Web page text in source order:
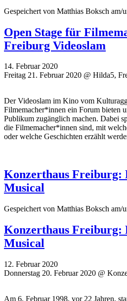
Gespeichert von Matthias Boksch am/
Open Stage für
Freiburg Videoslam
14. Februar 2020
Freitag 21. Februar 2020 @ Hilda5,
Der Videoslam im Kino vom
Filmemacher*innen ein Forum bieten
Publikum zugänglich machen. Dabei
die Filmemacher*innen sind, mit
oder welche Geschichten erzählt
Konzerthaus Freiburg:
Musical
Gespeichert von Matthias Boksch am/
Konzerthaus Freiburg:
Musical
12. Februar 2020
Donnerstag 20. Februar 2020 @
Am 6. Februar 1998, vor 22 Jahren,